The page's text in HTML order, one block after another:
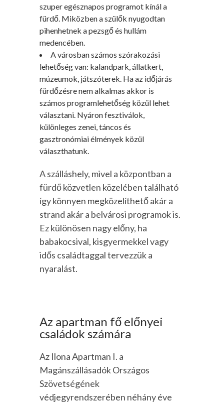
szuper egésznapos programot kínál a
fürdő. Miközben a szülők nyugodtan
pihenhetnek a pezsgő és hullám
medencében.
A városban számos szórakozási
lehetőség van: kalandpark, állatkert,
múzeumok, játszóterek. Ha az időjárás
fürdőzésre nem alkalmas akkor is
számos programlehetőség közül lehet
választani. Nyáron fesztiválok,
különleges zenei, táncos és
gasztronómiai élmények közül
választhatunk.
A szálláshely, mivel a központban a
fürdő közvetlen közelében található
így könnyen megközelíthető akár a
strand akár a belvárosi programok is.
Ez különösen nagy előny, ha
babakocsival, kisgyermekkel vagy
idős családtaggal tervezzük a
nyaralást.
Az apartman fő előnyei
családok számára
Az Ilona Apartman I. a
Magánszállásadók Országos
Szövetségének
védjegyrendszerében néhány éve